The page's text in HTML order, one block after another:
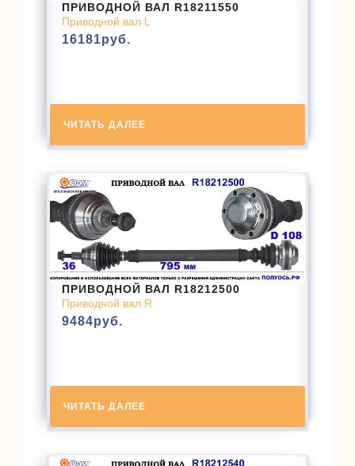
ПРИВОДНОЙ ВАЛ R18211550
Приводной вал L
16181руб.
ЧИТАТЬ ДАЛЕЕ
ПРИВОДНОЙ ВАЛ R18212500
Приводной вал R
9484руб.
ЧИТАТЬ ДАЛЕЕ